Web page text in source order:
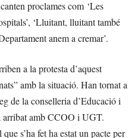
proclames com ‘Les
‘Lluitant, lluitant també
anem a cremar’.
a la protesta d’aquest
amb la situació. Han tornat a
de la conselleria d’Educació i
arribat amb CCOO i UGT.
s’ha fet ha estat un pacte per